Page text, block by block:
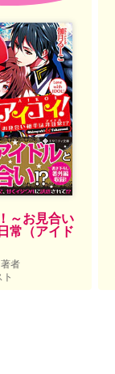
～お見合い
常（アイド
者